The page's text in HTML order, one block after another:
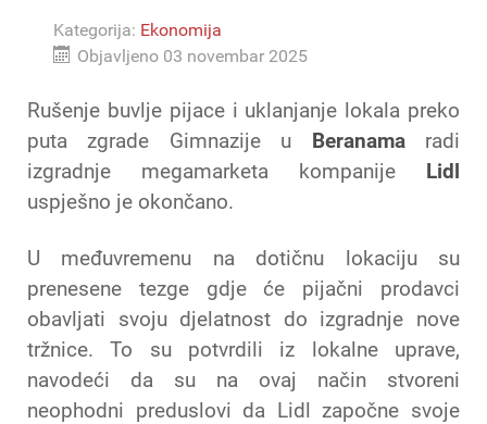
Kategorija: Ekonomija
Objavljeno 03 novembar 2025
Rušenje buvlje pijace i uklanjanje lokala preko
puta zgrade Gimnazije u Beranamaradi
izgradnje megamarketa kompanije Lidl
uspješno je okončano.
U međuvremenu na dotičnu lokaciju su
prenesene tezge gdje će pijačni prodavci
obavljati svoju djelatnost do izgradnje nove
tržnice. To su potvrdili iz lokalne uprave,
navodeći da su na ovaj način stvoreni
neophodni preduslovi da Lidl započne svoje